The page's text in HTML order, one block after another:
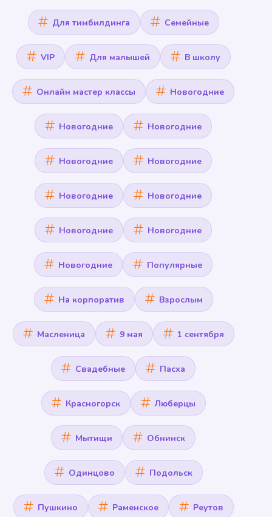
Для тимбилдинга Семейные
VIP Для малышей В школу
Онлайн мастер классы Новогодние
Новогодние Новогодние
Новогодние Новогодние
Новогодние Новогодние
Новогодние Новогодние
Новогодние Популярные
На корпоратив Взрослым
Масленица 9 мая 1 сентября
Свадебные Пасха
Красногорск Люберцы
Мытищи Обнинск
Одинцово Подольск
Пушкино Раменское Реутов